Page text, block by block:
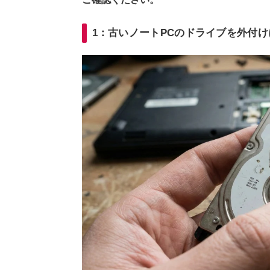
1：古いノートPCのドライブを外付